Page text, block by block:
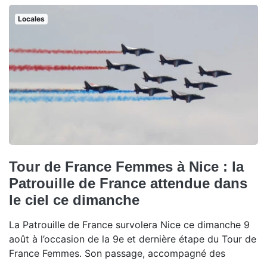
Locales
Tour de France Femmes à Nice : la
Patrouille de France attendue dans
le ciel ce dimanche
La Patrouille de France survolera Nice ce dimanche 9
août à l’occasion de la 9e et dernière étape du Tour de
France Femmes. Son passage, accompagné des